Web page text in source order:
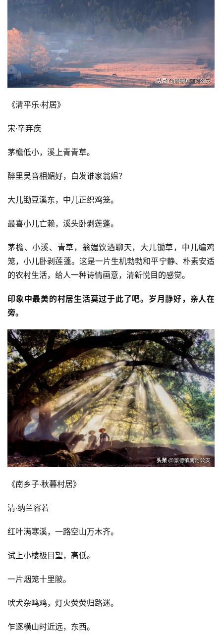
《清平乐·村居》
宋·辛弃疾
茅檐低小，溪上青青草。
醉里吴音相媚好，白发谁家翁媪？
大儿锄豆溪东，中儿正织鸡笼。
最喜小儿亡赖，溪头卧剥莲蓬。
茅檐、小溪、青草，翁媪饮酒聊天，大儿锄草，中儿编鸡
笼，小儿卧剥莲蓬。这是一片生机勃勃和平宁静、朴素安适
的农村生活，给人一种诗情画意，清新悦目的感觉。
印象中最美的村居生活莫过于此了吧。岁月静好，亲人在
旁。
《南乡子·秋暮村居》
清·纳兰容若
红叶满寒溪，一路空山万木齐。
试上小楼极目望，高低。
一片烟笼十里陂。
吠犬杂鸣鸡，灯火荧荧归路迷。
乍逐横山时近远，东西。